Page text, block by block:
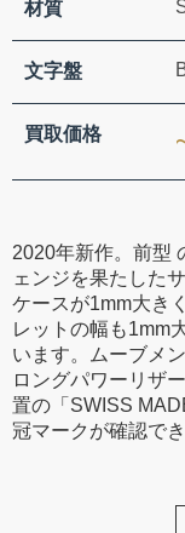
材質
文字盤
買取価格
2020年新作。前型
ェンジを果たした
ケースが1mm大き
レットの幅も1mm
います。ムーブメ
ロングパワーリザ
置の「SWISS
冠マークが確認でき